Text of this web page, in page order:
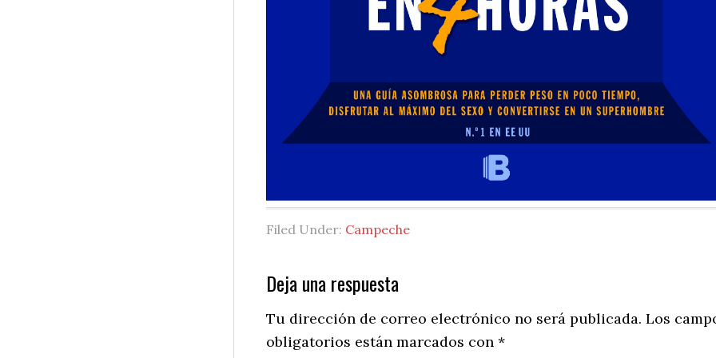
Filed Under: Campeche
Reader
Interactions
Deja una respuesta
Tu dirección de correo electrónico no será publicada. Los
obligatorios están marcados con *